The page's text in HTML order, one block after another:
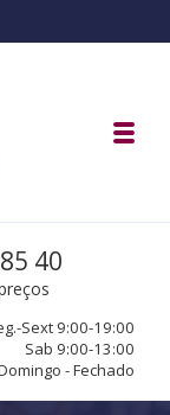
40
Sext 9:00-19:00
Sab 9:00-13:00
- Fechado